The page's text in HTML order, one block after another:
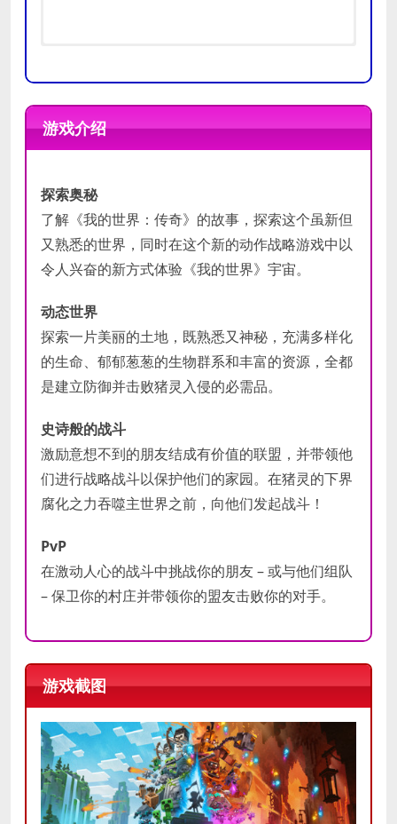
最低
配置
显卡:NVIDIA GeForce GTX 780 or
AMD Radeon 285 or Intel HD 520
or equivalent DX12 GPU
DirectX 版本:12
with higher-end systems. Not
supported on Windows 10S.
推荐
配置
显卡:NVIDIA GTX 1060 or AMD
Radeon 580
12
网络:宽带互联网连接
with higher-end systems. Not
supported on Windows 10S.
游戏介绍
探索奥秘
了解《我的世界：传奇》的故事，探索这个虽新但
又熟悉的世界，同时在这个新的动作战略游戏中以
令人兴奋的新方式体验《我的世界》宇宙。
动态世界
探索一片美丽的土地，既熟悉又神秘，充满多样化
的生命、郁郁葱葱的生物群系和丰富的资源，全都
是建立防御并击败猪灵入侵的必需品。
史诗般的战斗
激励意想不到的朋友结成有价值的联盟，并带领他
们进行战略战斗以保护他们的家园。在猪灵的下界
腐化之力吞噬主世界之前，向他们发起战斗！
PvP
在激动人心的战斗中挑战你的朋友 – 或与他们组队
– 保卫你的村庄并带领你的盟友击败你的对手。
游戏截图